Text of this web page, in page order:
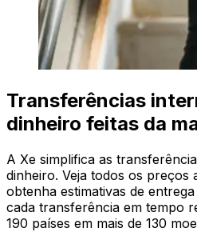
Transferências
dinheiro feitas da
A Xe simplifica as
dinheiro. Veja todos os preços
obtenha estimativas de
cada transferência em tempo
190 países em mais de 130